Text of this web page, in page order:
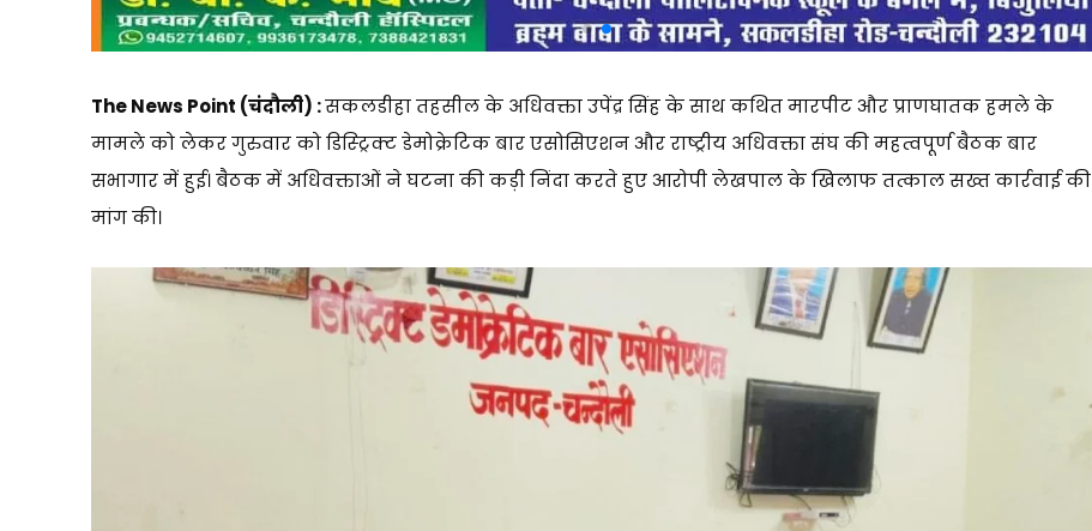
The News Point (चंदौली) :सकलडीहा तहसील के अधिवक्ता उपेंद्र सिंह के साथ कथित मारपीट और प्राणघातक हमले के
मामले को लेकर गुरुवार को डिस्ट्रिक्ट डेमोक्रेटिक बार एसोसिएशन और राष्ट्रीय अधिवक्ता संघ की महत्वपूर्ण बैठक बार
सभागार में हुई। बैठक में अधिवक्ताओं ने घटना की कड़ी निंदा करते हुए आरोपी लेखपाल के खिलाफ तत्काल सख्त कार्रवाई की
मांग की।